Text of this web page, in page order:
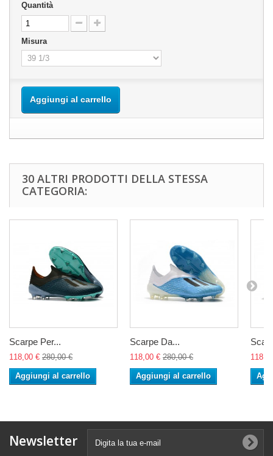
Quantità
Misura
Aggiungi al carrello
30 ALTRI PRODOTTI DELLA STESSA
CATEGORIA:
Scarpe Per...
118,00 € 280,00 €
Aggiungi al carrello
Scarpe Da...
118,00 € 280,00 €
Aggiungi al carrello
Newsletter